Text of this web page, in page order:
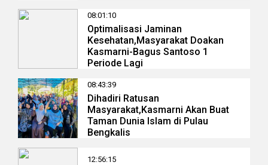
08:01:10
Optimalisasi Jaminan
Kesehatan,Masyarakat Doakan
Kasmarni-Bagus Santoso 1
Periode Lagi
08:43:39
Dihadiri Ratusan
Masyarakat,Kasmarni Akan Buat
Taman Dunia Islam di Pulau
Bengkalis
12:56:15